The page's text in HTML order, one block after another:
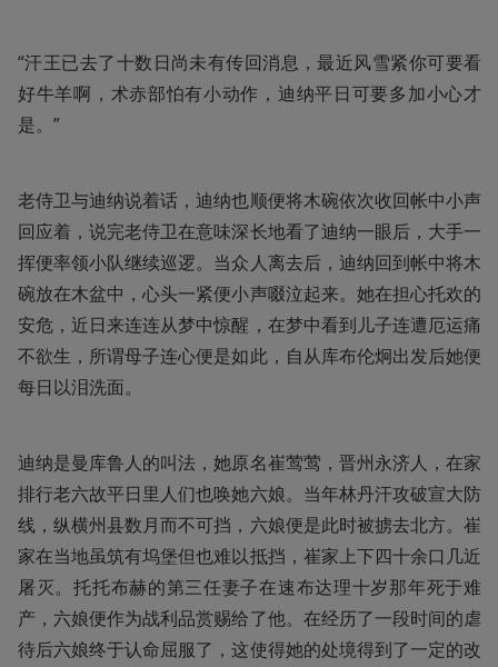
“汗王已去了十数日尚未有传回消息，最近风雪紧你可要看
好牛羊啊，术赤部怕有小动作，迪纳平日可要多加小心才
是。”
老侍卫与迪纳说着话，迪纳也顺便将木碗依次收回帐中小声
回应着，说完老侍卫在意味深长地看了迪纳一眼后，大手一
挥便率领小队继续巡逻。当众人离去后，迪纳回到帐中将木
碗放在木盆中，心头一紧便小声啜泣起来。她在担心托欢的
安危，近日来连连从梦中惊醒，在梦中看到儿子连遭厄运痛
不欲生，所谓母子连心便是如此，自从库布伦炯出发后她便
每日以泪洗面。
迪纳是曼库鲁人的叫法，她原名崔莺莺，晋州永济人，在家
排行老六故平日里人们也唤她六娘。当年林丹汗攻破宣大防
线，纵横州县数月而不可挡，六娘便是此时被掳去北方。崔
家在当地虽筑有坞堡但也难以抵挡，崔家上下四十余口几近
屠灭。托托布赫的第三任妻子在速布达理十岁那年死于难
产，六娘便作为战利品赏赐给了他。在经历了一段时间的虐
待后六娘终于认命屈服了，这使得她的处境得到了一定的改